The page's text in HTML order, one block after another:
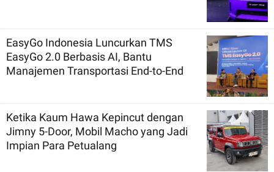
EasyGo Indonesia Luncurkan TMS
EasyGo 2.0 Berbasis AI, Bantu
Manajemen Transportasi End-to-End
Ketika Kaum Hawa Kepincut dengan
Jimny 5-Door, Mobil Macho yang Jadi
Impian Para Petualang